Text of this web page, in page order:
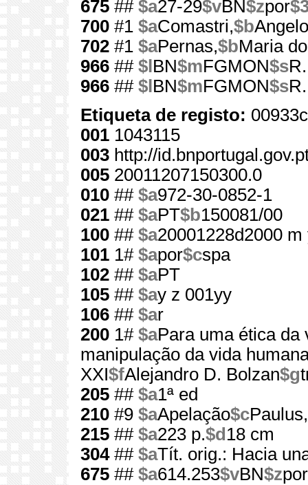
675 ## $a27-29$vBN$zpor
700 #1 $aComastri,$b
702 #1 $aPernas,$bMaria
966 ## $l BN$mFGMON$s
966 ## $l BN$mFGMON$s
Etiqueta de registo:
001 1043115
003 http://
005 20011207150300.0
010 ## $a972-30-0852-1
021 ## $aPT$b150081/00
100 ## $a20001228d2000
101 1# $apor$cspa
102 ## $aPT
105 ## $ay z 001yy
106 ## $ar
200 1# $aPara uma ética da
manipulação da vida
XXI$fAlejandro D. Bolzan$g
205 ## $a1ª ed
210 #9 $aApelação$cPaulus,
215 ## $a223 p.$d 18 cm
304## $aTít. orig.: Hacia
675 ## $a614.253$vBN$zpor